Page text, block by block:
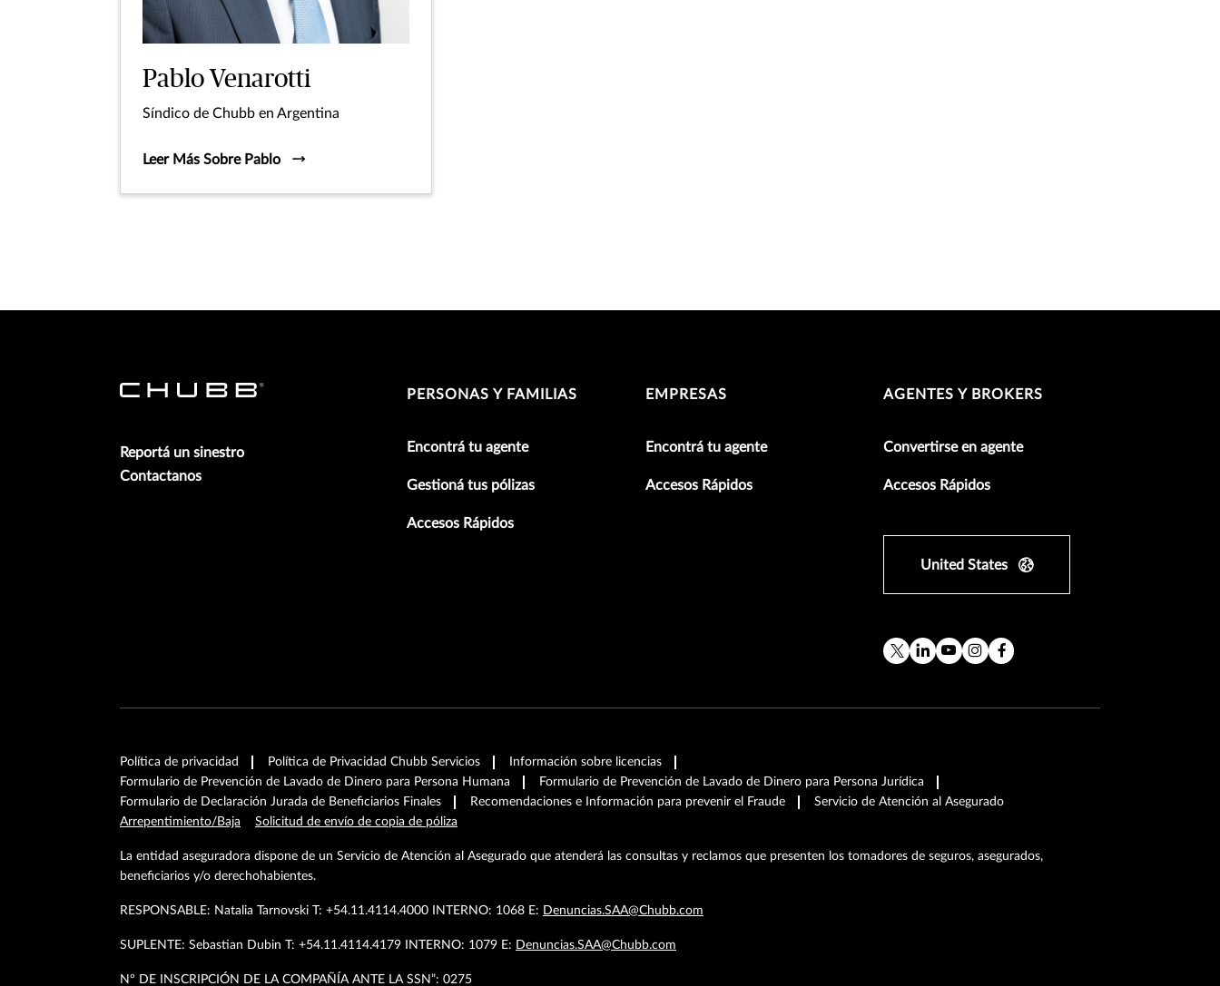
Pablo Venarotti
Síndico de Chubb en Argentina
Leer Más Sobre Pablo
Reportá un sinestro
Contactanos
PERSONAS Y FAMILIAS
Encontrá tu agente
Gestioná tus pólizas
Accesos Rápidos
EMPRESAS
Encontrá tu agente
Accesos Rápidos
AGENTES Y BROKERS
Convertirse en agente
Accesos Rápidos
United States
Política de privacidad Política de Privacidad Chubb Servicios
Información sobre licencias
Formulario de Prevención de Lavado de Dinero para Persona Humana
Formulario de Prevención de Lavado de Dinero para Persona Jurídica
Formulario de Declaración Jurada de Beneficiarios Finales
Recomendaciones e Información para prevenir el Fraude
Servicio de Atención al Asegurado
Arrepentimiento/Baja
Solicitud de envío de copia de póliza
La entidad aseguradora dispone de un Servicio de Atención al Asegurado que atenderá las consultas y reclamos que presenten los tomadores de seguros, asegurados,
beneficiarios y/o derechohabientes.
RESPONSABLE: Natalia Tarnovski T: +54.11.4114.4000 INTERNO: 1068 E: Denuncias.SAA@Chubb.com
SUPLENTE: Sebastian Dubin T: +54.11.4114.4179 INTERNO: 1079 E: Denuncias.SAA@Chubb.com
Nº DE INSCRIPCIÓN DE LA COMPAÑÍA ANTE LA SSN”: 0275